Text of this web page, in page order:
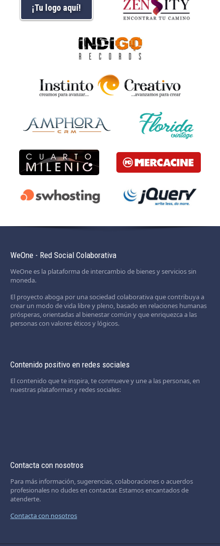
¡Tu logo aquí!
WeOne - Red Social Colaborativa
WeOne es la plataforma de intercambio de bienes y servicios sin
moneda.
El proyecto aboga por una sociedad colaborativa que contribuya a
crear un modo de vida libre y pleno, basado en relaciones humanas
prósperas, orientadas al bienestar común y que enriquezca a las
personas con valores éticos y lógicos.
Contenido positivo en redes sociales
El contenido que te inspira, te conmueve y une a las personas, en
nuestras plataformas y redes sociales:
Contacta con nosotros
Para más información, sugerencias, colaboraciones o acuerdos
profesionales no dudes en contactar. Estamos encantados de
atenderte.
Contacta con nosotros